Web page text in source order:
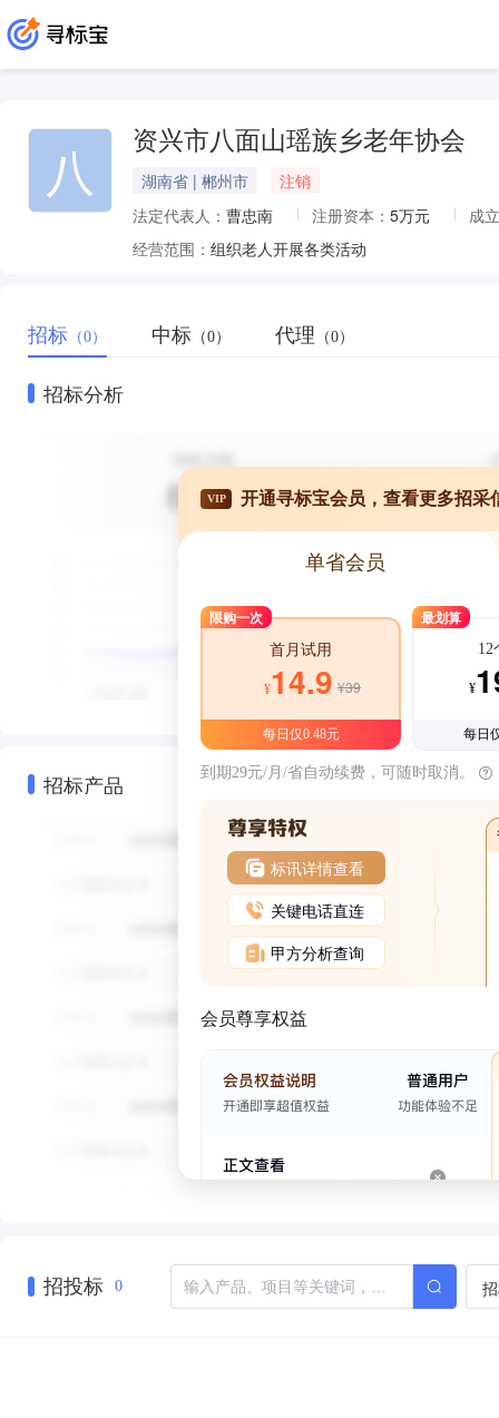
八 资兴市八面山瑶族乡老年协会
湖南省 | 郴州市
注销
法定代表人： 曹忠南 注册资本： 5万元
成
经营范围： 组织老人开展各类活动
招标 （0） 中标 （0） 代理 （0）
招标分析
招标产品
VIP 开通寻标宝会员，查看更多招采
单省会员
限购一次
首月试用
¥14.9 ¥39
每日仅0.48元
最划算
12
¥
每日
到期29元/月/省自动续费，可随时取消。
标讯详情查看
关键电话直连
甲方分析查询
会员尊享权益
招投标 0